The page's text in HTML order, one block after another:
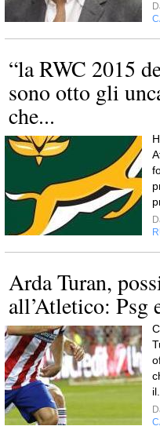
“la RWC 2015
sono otto gli
che...
Arda Turan,
all’Atletico: Psg